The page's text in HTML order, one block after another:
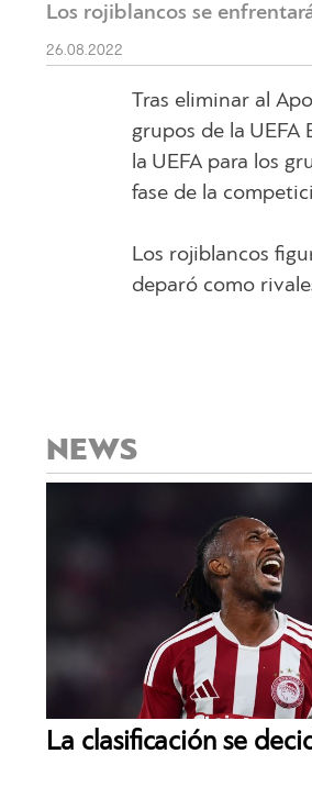
Los rojiblancos se
26.08.2022
Tras eliminar al
grupos de la UEFA
la UEFA para los
fase de la
Los rojiblancos
deparó como
NEWS
La clasificación se